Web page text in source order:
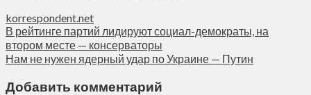
korrespondent.net
В рейтинге партий лидируют социал-демократы, на
втором месте — консерваторы
Нам не нужен ядерный удар по Украине — Путин
Добавить комментарий